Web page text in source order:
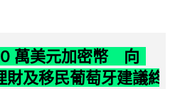
萬美元加密幣 向
及移民葡萄牙建議終